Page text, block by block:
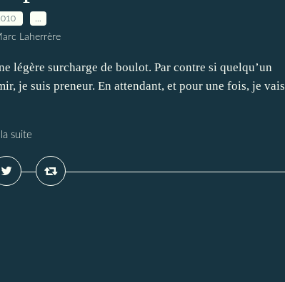
Laherrère
légère surcharge de boulot. Par contre si quelqu’un
je suis preneur. En attendant, et pour une fois, je vais
suite